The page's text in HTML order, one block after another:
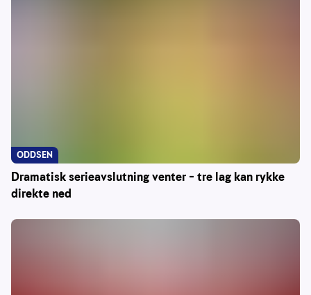
Dramatisk serieavslutning venter – tre lag kan rykke
direkte ned
ODDSEN